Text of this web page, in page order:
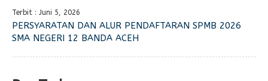
Terbit : Juni 5, 2026
PERSYARATAN DAN ALUR PENDAFTARAN SPMB 2026
SMA NEGERI 12 BANDA ACEH